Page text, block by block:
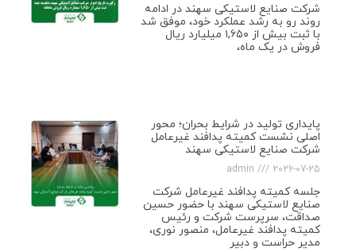
شرکت صنایع لاستیکی سهند در ادامه
روند رو به رشد عملکرد خود، موفق شد
با ثبت بیش از ۱,۶۵۰ میلیارد ریال
فروش در یک ماه،
پایداری تولید در شرایط بحران؛ محور
اصلی نشست کمیته پدافند غیرعامل
شرکت صنایع لاستیکی سهند
admin 2026-07-25
جلسه کمیته پدافند غیرعامل شرکت
صنایع لاستیکی سهند با حضور حسین
صداقت، سرپرست شرکت و رئیس
کمیته پدافند غیرعامل، منصور نوری،
مدیر حراست و دبیر